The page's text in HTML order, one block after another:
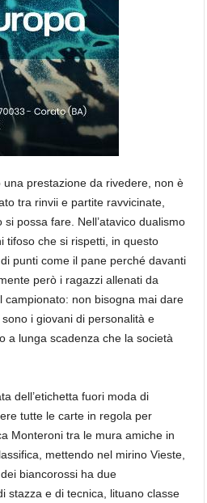
prestazione da rivedere, non è
tra rinvii e partite ravvicinate,
possa fare. Nell’atavico dualismo
tifoso che si rispetti, in questo
punti come il pane perché davanti
però i ragazzi allenati da
non bisogna mai dare
i giovani di personalità e
a lunga scadenza che la società
dell’etichetta fuori moda di
tutte le carte in regola per
Monteroni tra le mura amiche in
mettendo nel mirino Vieste,
biancorossi ha due
stazza e di tecnica, lituano classe